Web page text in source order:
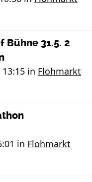
31.5. 2
13:15 in Flohmarkt
in Flohmarkt